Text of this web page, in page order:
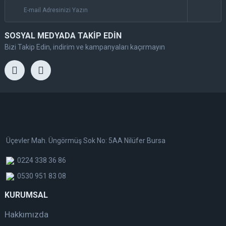
SOSYAL MEDYADA TAKİP EDİN
Bizi Takip Edin, indirim ve kampanyaları kaçırmayın
Üçevler Mah. Üngörmüş Sok No: 5AA Nilüfer Bursa
0224 338 36 86
0530 951 83 08
KURUMSAL
Hakkımızda